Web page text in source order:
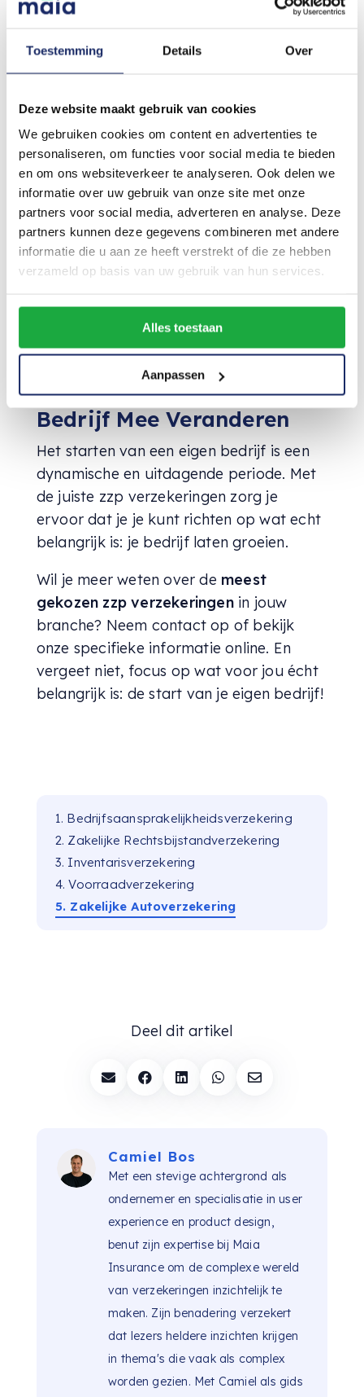
Toestemming Details Over
Deze website maakt gebruik van cookies
We gebruiken cookies om content en advertenties te
personaliseren, om functies voor social media te bieden
en om ons websiteverkeer te analyseren. Ook delen we
informatie over uw gebruik van onze site met onze
partners voor social media, adverteren en analyse. Deze
partners kunnen deze gegevens combineren met andere
informatie die u aan ze heeft verstrekt of die ze hebben
verzameld op basis van uw gebruik van hun services.
Alles toestaan
Aanpassen
5. Zakelijke
Autoverzekering
Of je nu een auto of bestelbus
aanschaft op naam van je bedrijf,
de zakelijke autoverzekering is
verplicht. Een must-have onder de
meest gekozen zzp verzekeringen!
Lees meer
Verzekeringen Die Met Je
Bedrijf Mee Veranderen
Het starten van een eigen bedrijf is een
dynamische en uitdagende periode. Met
de juiste zzp verzekeringen zorg je
ervoor dat je je kunt richten op wat echt
belangrijk is: je bedrijf laten groeien.
Wil je meer weten over de meest
gekozen zzp verzekeringenin jouw
branche? Neem contact op of bekijk
onze specifieke informatie online. En
vergeet niet, focus op wat voor jou écht
belangrijk is: de start van je eigen bedrijf!
1. Bedrijfsaansprakelijkheidsverzekering
2. Zakelijke Rechtsbijstandverzekering
3. Inventarisverzekering
4. Voorraadverzekering
5. Zakelijke Autoverzekering
Deel dit artikel
    
Camiel Bos
Met een stevige achtergrond als
ondernemer en specialisatie in user
experience en product design,
benut zijn expertise bij Maia
Insurance om de complexe wereld
van verzekeringen inzichtelijk te
maken. Zijn benadering verzekert
dat lezers heldere inzichten krijgen
in thema's die vaak als complex
worden gezien. Met Camiel als gids